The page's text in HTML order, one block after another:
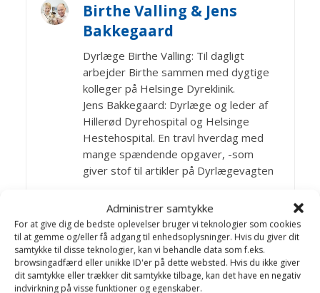
Administrer samtykke
For at give dig de bedste oplevelser bruger vi teknologier som cookies
til at gemme og/eller få adgang til enhedsoplysninger. Hvis du giver dit
samtykke til disse teknologier, kan vi behandle data som f.eks.
browsingadfærd eller unikke ID'er på dette websted. Hvis du ikke giver
dit samtykke eller trækker dit samtykke tilbage, kan det have en negativ
indvirkning på visse funktioner og egenskaber.
Birthe Valling & Jens
Bakkegaard
Dyrlæge Birthe Valling: Til dagligt
arbejder Birthe sammen med dygtige
kolleger på Helsinge Dyreklinik.
Jens Bakkegaard: Dyrlæge og leder af
Hillerød Dyrehospital og Helsinge
Hestehospital. En travl hverdag med
mange spændende opgaver, -som
giver stof til artikler på Dyrlægevagten
Artikler Heste generelt
Aflivning af hest
Akupunktur